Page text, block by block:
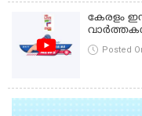
കേരളം
Posted